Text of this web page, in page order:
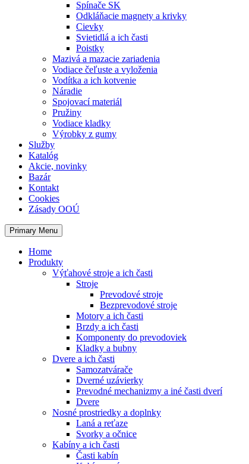
Spínače SK
Odkláňacie magnety a krivky
Cievky
Svietidlá a ich časti
Poistky
Mazivá a mazacie zariadenia
Vodiace čeľuste a vyloženia
Vodítka a ich kotvenie
Náradie
Spojovací materiál
Pružiny
Vodiace kladky
Výrobky z gumy
Služby
Katalóg
Akcie, novinky
Bazár
Kontakt
Cookies
Zásady OOÚ
Primary Menu
Home
Produkty
Výťahové stroje a ich časti
Stroje
Prevodové stroje
Bezprevodové stroje
Motory a ich časti
Brzdy a ich časti
Komponenty do prevodoviek
Kladky a bubny
Dvere a ich časti
Samozatvárače
Dverné uzávierky
Prevodné mechanizmy a iné časti dverí
Dvere
Nosné prostriedky a doplnky
Laná a reťaze
Svorky a očnice
Kabíny a ich časti
Časti kabín